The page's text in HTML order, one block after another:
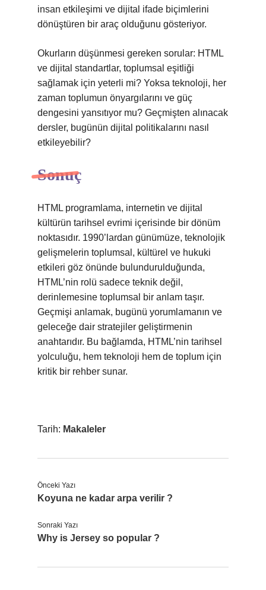
insan etkileşimi ve dijital ifade biçimlerini
dönüştüren bir araç olduğunu gösteriyor.
Okurların düşünmesi gereken sorular: HTML
ve dijital standartlar, toplumsal eşitliği
sağlamak için yeterli mi? Yoksa teknoloji, her
zaman toplumun önyargılarını ve güç
dengesini yansıtıyor mu? Geçmişten alınacak
dersler, bugünün dijital politikalarını nasıl
etkileyebilir?
Sonuç
HTML programlama, internetin ve dijital
kültürün tarihsel evrimi içerisinde bir dönüm
noktasıdır. 1990’lardan günümüze, teknolojik
gelişmelerin toplumsal, kültürel ve hukuki
etkileri göz önünde bulundurulduğunda,
HTML’nin rolü sadece teknik değil,
derinlemesine toplumsal bir anlam taşır.
Geçmişi anlamak, bugünü yorumlamanın ve
geleceğe dair stratejiler geliştirmenin
anahtarıdır. Bu bağlamda, HTML’nin tarihsel
yolculuğu, hem teknoloji hem de toplum için
kritik bir rehber sunar.
Tarih: Makaleler
Önceki Yazı
Koyuna ne kadar arpa verilir ?
Sonraki Yazı
Why is Jersey so popular ?